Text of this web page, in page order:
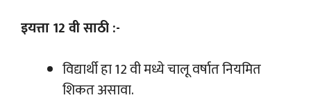
इयत्ता 12 वी साठी :-
विद्यार्थी हा 12 वी मध्ये चालू वर्षात नियमित
शिकत असावा.